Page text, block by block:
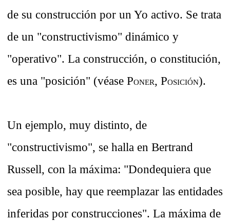
de su construcción por un Yo activo. Se trata
de un "constructivismo" dinámico y
"operativo". La construcción, o constitución,
es una "posición" (véase PONER, POSICIÓN).
Un ejemplo, muy distinto, de
"constructivismo", se halla en Bertrand
Russell, con la máxima: "Dondequiera que
sea posible, hay que reemplazar las entidades
inferidas por construcciones". La máxima de